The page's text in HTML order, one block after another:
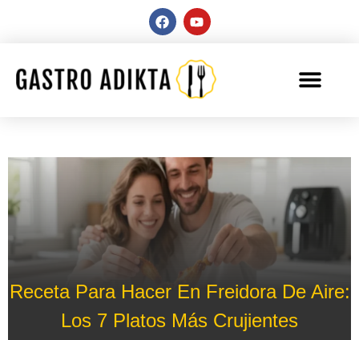
Receta Para Hacer En Freidora De Aire:
Los 7 Platos Más Crujientes